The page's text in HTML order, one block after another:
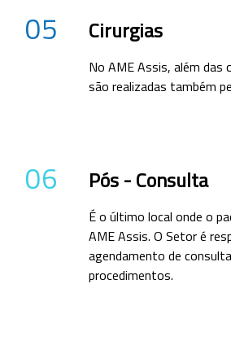
05 Cirurgias
No AME Assis, além das
são realizadas também
06 Pós - Consulta
É o último local onde o
AME Assis. O Setor é
agendamento de
procedimentos.